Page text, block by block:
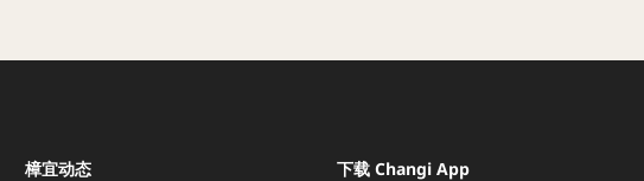
樟宜动态
下载 Changi App